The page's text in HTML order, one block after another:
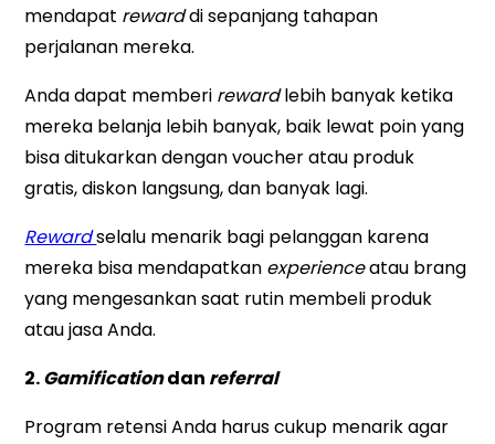
mendapat rewarddi sepanjang tahapan
perjalanan mereka.
Anda dapat memberi rewardlebih banyak ketika
mereka belanja lebih banyak, baik lewat poin yang
bisa ditukarkan dengan voucher atau produk
gratis, diskon langsung, dan banyak lagi.
Rewardselalu menarik bagi pelanggan karena
mereka bisa mendapatkan experienceatau brang
yang mengesankan saat rutin membeli produk
atau jasa Anda.
2.Gamificationdan referral
Program retensi Anda harus cukup menarik agar